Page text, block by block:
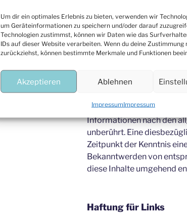
Um dir ein optimales Erlebnis zu bieten, verwenden wir
um Geräteinformationen zu speichern und/oder darauf
Technologien zustimmst, können wir Daten wie das
IDs auf dieser Website verarbeiten. Wenn du deine
zurückziehst, können bestimmte Merkmale und Funktionen
Akzeptieren Ablehnen
ImpressumImpressum
Als Diensteanbieter sind
auf diesen Seiten nach
§§ 8 bis 10 TMG sind wir
übermittelte oder
oder nach Umständen
hinweisen.
Verpflichtungen zur
Informationen nach den
unberührt. Eine
Zeitpunkt der Kenntnis
Bekanntwerden von
diese Inhalte umgehend
Haftung für Links